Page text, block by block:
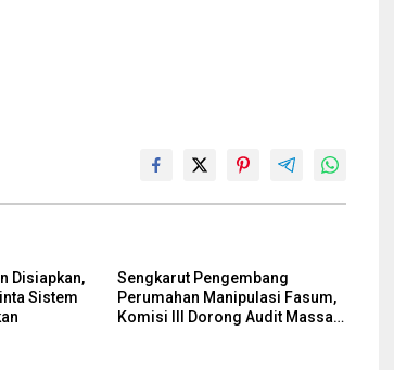
Disiapkan,
Sistem
Sengkarut Pengembang
Perumahan Manipulasi Fasum,
Komisi III Dorong Audit Massal